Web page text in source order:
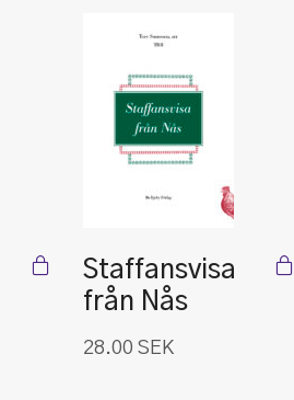
Staffansvisa
från Nås
28.00 SEK